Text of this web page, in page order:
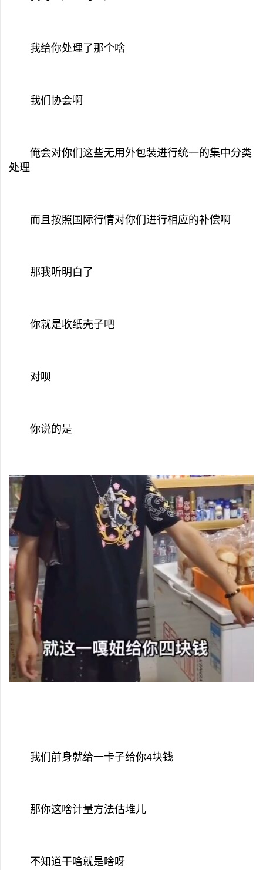
我给你处理了那个啥
我们协会啊
俺会对你们这些无用外包装进行统一的集中分类
处理
而且按照国际行情对你们进行相应的补偿啊
那我听明白了
你就是收纸壳子吧
对呗
你说的是
我们前身就给一卡子给你4块钱
那你这啥计量方法估堆儿
不知道干啥就是啥呀